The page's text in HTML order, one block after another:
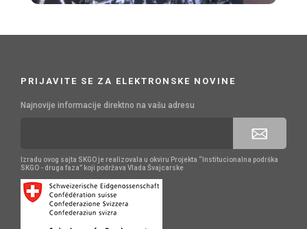
PRIJAVITE SE ZA ELEKTRONSKE NOVINE
Najnovije informacije direktno na vašu adresu
Izradu ovog sajta SKGO je realizovala u okviru Projekta “Institucionalna podrška
SKGO - druga faza” koji podržava Vlada Švajcarske